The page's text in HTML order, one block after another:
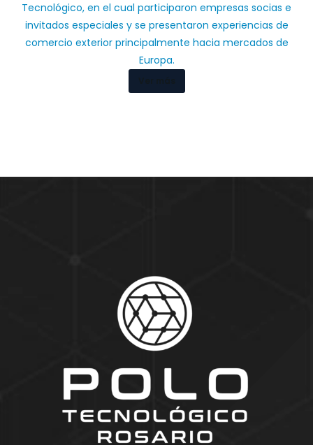
Tecnológico, en el cual participaron empresas socias e
invitados especiales y se presentaron experiencias de
comercio exterior principalmente hacia mercados de
Europa.